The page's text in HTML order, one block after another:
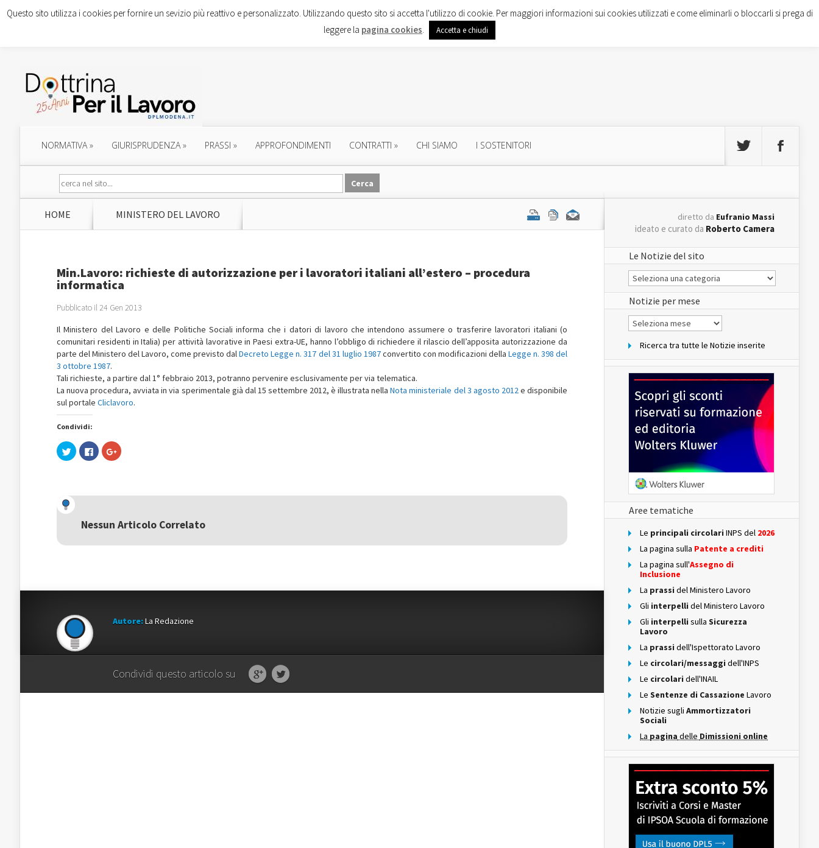
NORMATIVA» GIURISPRUDENZA» PRASSI » APPROFONDIMENTI CONTRATTI » CHI SIAMO I SOSTENITORI
HOME MINISTERO DEL LAVORO
Min.Lavoro: richieste di autorizzazione per i lavoratori italiani all’estero – procedura
informatica
Pubblicato il 24 Gen 2013
Il Ministero del Lavoro e delle Politiche Sociali informa che i datori di lavoro che intendono assumere o trasferire lavoratori italiani (o
comunitari residenti in Italia) per attività lavorative in Paesi extra-UE, hanno l’obbligo di richiedere il rilascio dell’apposita autorizzazione da
parte del Ministero del Lavoro, come previsto dalDecreto Legge n. 317 del 31 luglio 1987convertito con modificazioni della Legge n. 398 del
3 ottobre 1987.
Tali richieste, a partire dal 1° febbraio 2013, potranno pervenire esclusivamente per via telematica.
La nuova procedura, avviata in via sperimentale già dal 15 settembre 2012, è illustrata nellaNota ministeriale del 3 agosto 2012e disponibile
sul portale Cliclavoro.
Condividi:
Fai
clic
(Si
apre
una
nuova
Fai
clic
nuova
finestra)
Fai
clic
una
nuova
Nessun Articolo Correlato
Autore:La Redazione
Condividi questo articolo su
diretto da Eufranio Massi
ideato e curato da Roberto Camera
Le Notizie del sito
Le
Notizie
del
sito
Notizie per mese
Notizie
per
Ricerca tra tutte le Notizie inserite
Aree tematiche
Le principali circolari INPS del 2026
La pagina sulla Patente a crediti
La pagina sull'Assegno di
Inclusione
La prassi del Ministero Lavoro
Gli interpelli del Ministero Lavoro
Gli interpelli sulla Sicurezza
Lavoro
La prassi dell'Ispettorato Lavoro
Le circolari/messaggi dell'INPS
Le circolari dell'INAIL
Le Sentenze di Cassazione Lavoro
Notizie sugli Ammortizzatori
Sociali
La pagina delle Dimissioni online
Questo sito utilizza i cookies per fornire un sevizio più reattivo e personalizzato. Utilizzando questo sito si accetta l'utilizzo di cookie. Per maggiori informazioni sui cookies utilizzati e come eliminarli o bloccarli si prega di
leggere la pagina cookies. Accetta e chiudi